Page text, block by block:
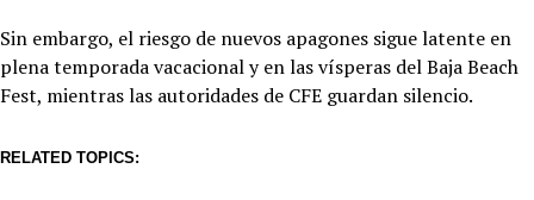
Sin embargo, el riesgo de nuevos apagones sigue latente en
plena temporada vacacional y en las vísperas del Baja Beach
Fest, mientras las autoridades de CFE guardan silencio.
RELATED TOPICS: